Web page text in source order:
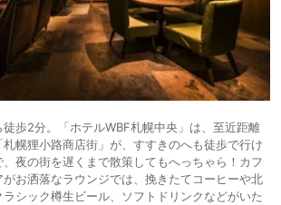
歩2分。「ホテルWBF札幌中央」は、至近距離
幌狸小路商店街」が、すすきのへも徒歩で行け
夜の街を遅くまで散策してもへっちゃら！カフ
がお洒落なラウンジでは、挽きたてコーヒーや北
シック樽生ビール、ソフトドリンクなどがいた